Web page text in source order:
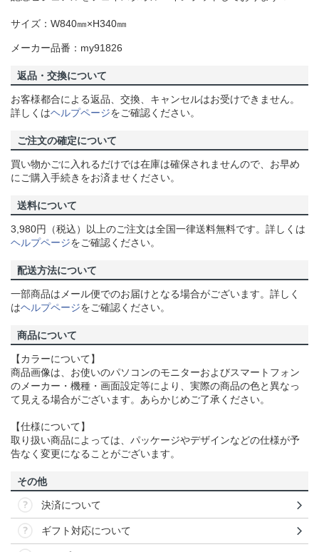
サイズ：W840㎜×H340㎜
メーカー品番：my91826
返品・交換について
お客様都合による返品、交換、キャンセルはお受けできません。
詳しくはヘルプページをご確認ください。
ご注文の確定について
買い物かごに入れるだけでは在庫は確保されませんので、お早め
にご購入手続きをお済ませください。
送料について
3,980円（税込）以上のご注文は全国一律送料無料です。詳しくは
ヘルプページをご確認ください。
配送方法について
一部商品はメール便でのお届けとなる場合がございます。詳しく
はヘルプページをご確認ください。
商品について
【カラーについて】
商品画像は、お使いのパソコンのモニターおよびスマートフォン
のメーカー・機種・画面設定等により、実際の商品の色と異なっ
て見える場合がございます。あらかじめご了承ください。
【仕様について】
取り扱い商品によっては、パッケージやデザインなどの仕様が予
告なく変更になることがございます。
その他
決済について
ギフト対応について